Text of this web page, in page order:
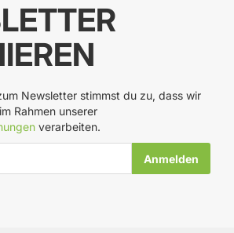
Newsletter stimmst du zu, dass wir
Rahmen unserer
verarbeiten.